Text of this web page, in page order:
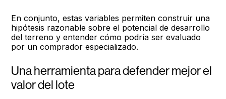
En conjunto, estas variables permiten construir una
hipótesis razonable sobre el potencial de desarrollo
del terreno y entender cómo podría ser evaluado
por un comprador especializado.
Una herramienta para defender mejor el
valor del lote